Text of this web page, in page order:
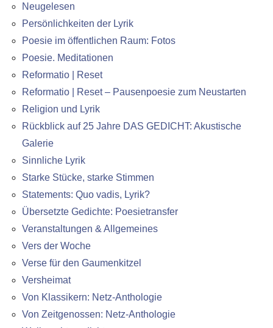
Neugelesen
Persönlichkeiten der Lyrik
Poesie im öffentlichen Raum: Fotos
Poesie. Meditationen
Reformatio | Reset
Reformatio | Reset – Pausenpoesie zum Neustarten
Religion und Lyrik
Rückblick auf 25 Jahre DAS GEDICHT: Akustische
Galerie
Sinnliche Lyrik
Starke Stücke, starke Stimmen
Statements: Quo vadis, Lyrik?
Übersetzte Gedichte: Poesietransfer
Veranstaltungen & Allgemeines
Vers der Woche
Verse für den Gaumenkitzel
Versheimat
Von Klassikern: Netz-Anthologie
Von Zeitgenossen: Netz-Anthologie